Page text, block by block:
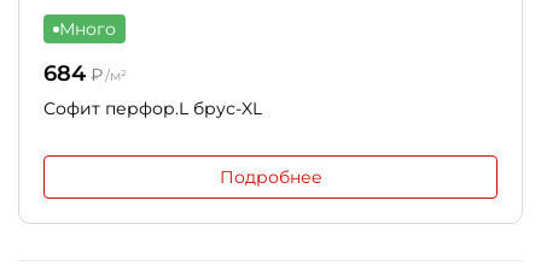
Много
684 ₽/м²
Софит перфор.L брус-XL
Подробнее